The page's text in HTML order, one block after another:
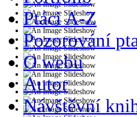
Ptáci A-Z
Pozorování
O webu
Autor
Návštěvní